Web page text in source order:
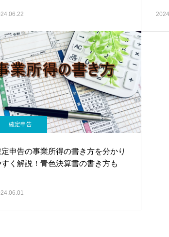
確定申告
定申告の事業所得の書き方を分かり
すく解説！青色決算書の書き方も